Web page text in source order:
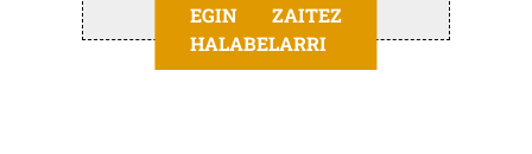
EGIN ZAITEZ
HALABELARRI